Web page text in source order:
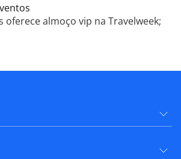
oferece almoço vip na Travelweek;